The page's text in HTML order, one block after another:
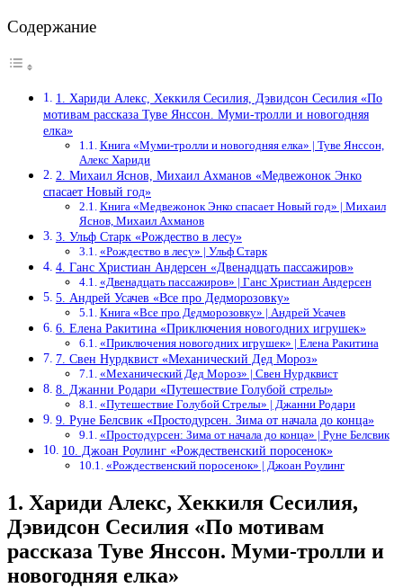
Содержание
1. Хариди Алекс, Хеккиля Сесилия, Дэвидсон Сесилия «По
мотивам рассказа Туве Янссон. Муми-тролли и новогодняя
елка»
Книга «Муми-тролли и новогодняя елка» | Туве Янссон,
Алекс Хариди
2. Михаил Яснов, Михаил Ахманов «Медвежонок Энко
спасает Новый год»
Книга «Медвежонок Энко спасает Новый год» | Михаил
Яснов, Михаил Ахманов
3. Ульф Старк «Рождество в лесу»
«Рождество в лесу» | Ульф Старк
4. Ганс Христиан Андерсен «Двенадцать пассажиров»
«Двенадцать пассажиров» | Ганс Христиан Андерсен
5. Андрей Усачев «Все про Дедморозовку»
Книга «Все про Дедморозовку» | Андрей Усачев
6. Елена Ракитина «Приключения новогодних игрушек»
«Приключения новогодних игрушек» | Елена Ракитина
7. Свен Нурдквист «Механический Дед Мороз»
«Механический Дед Мороз» | Свен Нурдквист
8. Джанни Родари «Путешествие Голубой стрелы»
«Путешествие Голубой Стрелы» | Джанни Родари
9. Руне Белсвик «Простодурсен. Зима от начала до конца»
«Простодурсен: Зима от начала до конца» | Руне Белсвик
10. Джоан Роулинг «Рождественский поросенок»
«Рождественский поросенок» | Джоан Роулинг
1. Хариди Алекс, Хеккиля Сесилия,
Дэвидсон Сесилия «По мотивам
рассказа Туве Янссон. Муми-тролли и
новогодняя елка»